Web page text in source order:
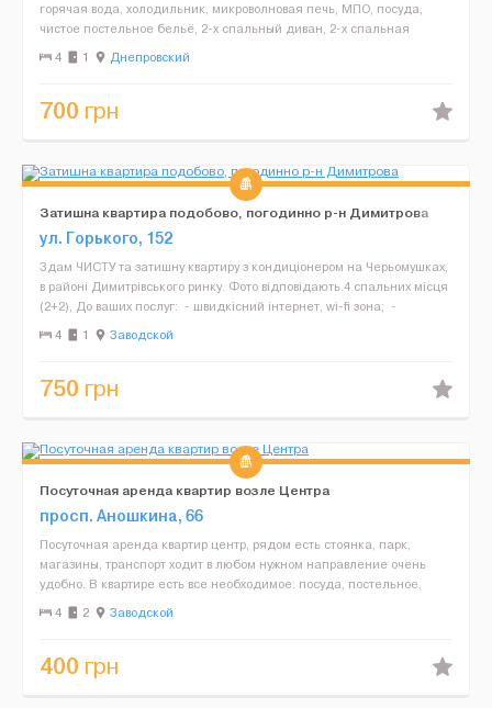
горячая вода, холодильник, микроволновая печь, МПО, посуда,
чистое постельное бельё, 2-х спальный диван, 2-х спальная
кровать, Wi-Fi. Посуточно, почасово, понедельно, м...
4 1 Днепровский
700 грн
Затишна квартира подобово, погодинно р-н Димитрова
ул. Горького, 152
Здам ЧИСТУ та затишну квартиру з кондиціонером на Черьомушках,
в районі Димитрівського ринку. Фото відповідають.4 спальних місця
(2+2), До ваших послуг: - швидкісний інтернет, wi-fi зона; -
кондиціонер; - плазмов...
4 1 Заводской
750 грн
Посуточная аренда квартир возле Центра
просп. Аношкина, 66
Посуточная аренда квартир центр, рядом есть стоянка, парк,
магазины, транспорт ходит в любом нужном направление очень
удобно. В квартире есть все необходимое: посуда, постельное,
полотенце, телевизор, интернет, горячая вода и т.д....
4 2 Заводской
400 грн